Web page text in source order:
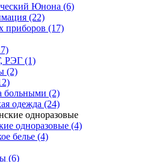
Юнона (6)
(22)
приборов (17)
РЭГ (1)
(2)
больными (2)
одежда (24)
одноразовые (4)
белье (4)
(6)